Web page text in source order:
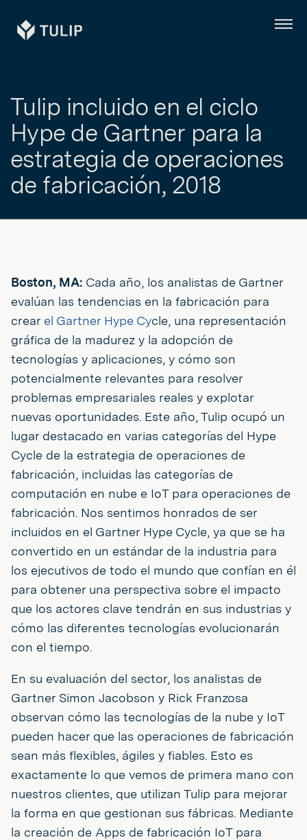
Tulip Menú
Tulip incluido en el ciclo
Hype de Gartner para la
estrategia de operaciones
de fabricación, 2018
Boston, MA: Cada año, los analistas de Gartner
evalúan las tendencias en la fabricación para
crear el Gartner Hype Cycle, una representación
gráfica de la madurez y la adopción de
tecnologías y aplicaciones, y cómo son
potencialmente relevantes para resolver
problemas empresariales reales y explotar
nuevas oportunidades. Este año, Tulip ocupó un
lugar destacado en varias categorías del Hype
Cycle de la estrategia de operaciones de
fabricación, incluidas las categorías de
computación en nube e IoT para operaciones de
fabricación. Nos sentimos honrados de ser
incluidos en el Gartner Hype Cycle, ya que se ha
convertido en un estándar de la industria para
los ejecutivos de todo el mundo que confían en él
para obtener una perspectiva sobre el impacto
que los actores clave tendrán en sus industrias y
cómo las diferentes tecnologías evolucionarán
con el tiempo.
En su evaluación del sector, los analistas de
Gartner Simon Jacobson y Rick Franzosa
observan cómo las tecnologías de la nube y IoT
pueden hacer que las operaciones de fabricación
sean más flexibles, ágiles y fiables. Esto es
exactamente lo que vemos de primera mano con
nuestros clientes, que utilizan Tulip para mejorar
la forma en que gestionan sus fábricas. Mediante
la creación de Apps de fabricación IoT para